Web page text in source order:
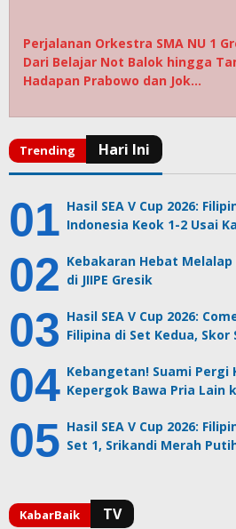
Perjalanan Orkestra SMA NU 1
Dari Belajar Not Balok hingga
Hadapan Prabowo dan Jok…
Hasil SEA V Cup 2026:
Indonesia Keok 1-2 Usai
Kebakaran Hebat Melalap
di JIIPE Gresik
Hasil SEA V Cup 2026:
Filipina di Set Kedua, Skor
Kebangetan! Suami Pergi
Kepergok Bawa Pria Lain
Hasil SEA V Cup 2026:
Set 1, Srikandi Merah